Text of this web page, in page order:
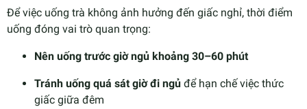
Để việc uống trà không ảnh hưởng đến giấc nghỉ, thời điểm
uống đóng vai trò quan trọng:
Nên uống trước giờ ngủ khoảng 30–60 phút
Tránh uống quá sát giờ đi ngủ để hạn chế việc thức
giấc giữa đêm